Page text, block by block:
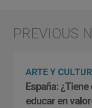
ARTE Y
España:
educar en